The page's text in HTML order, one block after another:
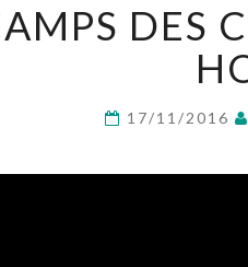
DES
17/11/2016